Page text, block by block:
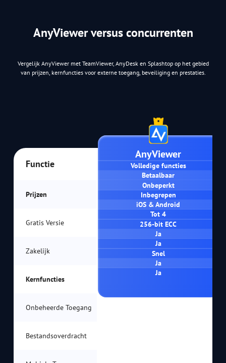
AnyViewer versus concurrenten
Vergelijk AnyViewer met TeamViewer, AnyDesk en Splashtop op het gebied
van prijzen, kernfuncties voor externe toegang, beveiliging en prestaties.
AnyViewer
Volledige functies
Betaalbaar
Onbeperkt
Inbegrepen
iOS & Android
Tot 4
256-bit ECC
Ja
Ja
Snel
Ja
Ja
Functie
Prijzen
Gratis Versie
Zakelijk
Kernfuncties
Onbeheerde Toegang
Bestandsoverdracht